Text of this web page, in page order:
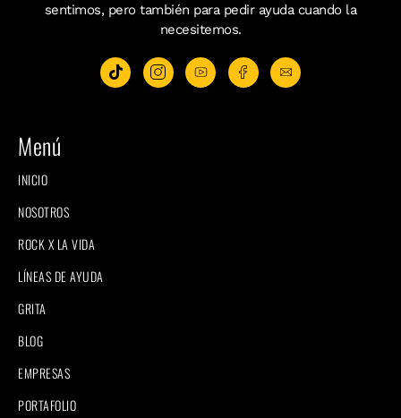
sentimos, pero también para pedir ayuda cuando la
necesitemos.
Menú
INICIO
NOSOTROS
ROCK X LA VIDA
LÍNEAS DE AYUDA
GRITA
BLOG
EMPRESAS
PORTAFOLIO